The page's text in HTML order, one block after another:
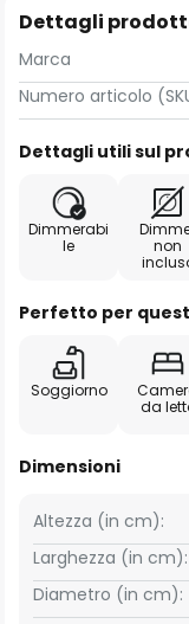
Dettagli
Marca
Numero articolo
Dettagli utili sul
Dimmerabi
le
non
Perfetto per
Soggiorno
da
Dimensioni
Larghezza (in cm):
Altezza (in cm):
Diametro (in cm):